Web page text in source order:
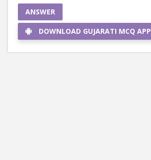
ANSWER
DOWNLOAD GUJARATI MCQ APP